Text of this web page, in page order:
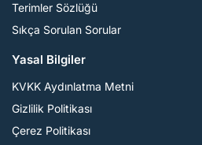
Terimler Sözlüğü
Sıkça Sorulan Sorular
Yasal Bilgiler
KVKK Aydınlatma Metni
Gizlilik Politikası
Çerez Politikası